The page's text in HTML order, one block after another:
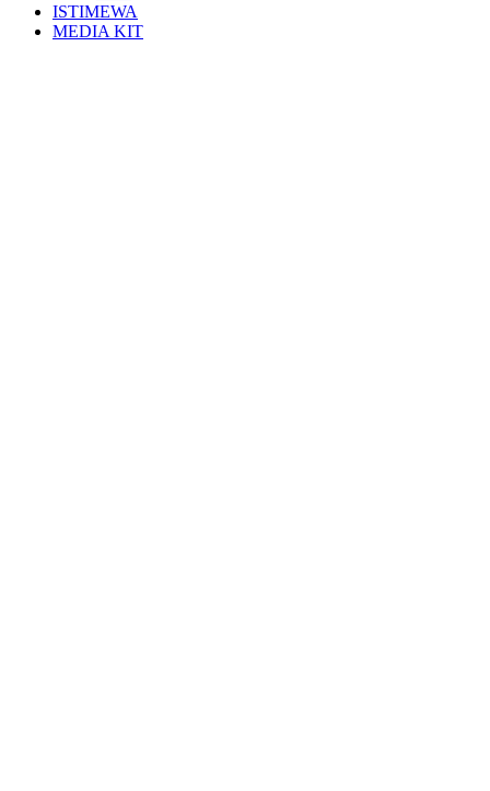
ISTIMEWA
MEDIA KIT